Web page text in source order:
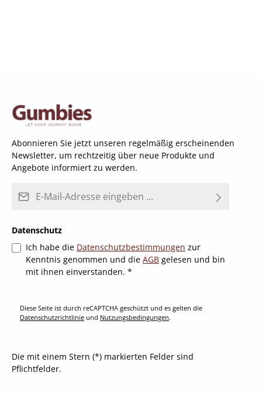
Abonnieren Sie jetzt unseren regelmäßig erscheinenden
Newsletter, um rechtzeitig über neue Produkte und
Angebote informiert zu werden.
Datenschutz
Ich habe die Datenschutzbestimmungen zur
Kenntnis genommen und die AGB gelesen und bin
mit ihnen einverstanden. *
Diese Seite ist durch reCAPTCHA geschützt und es gelten die
Datenschutzrichtlinie und Nutzungsbedingungen.
Die mit einem Stern (*) markierten Felder sind
Pflichtfelder.